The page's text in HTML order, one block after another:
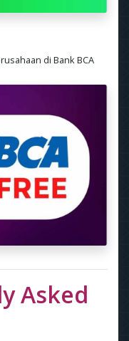
di Bank BCA
Asked